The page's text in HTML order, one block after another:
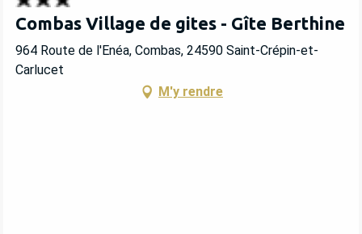
Combas Village de gites - Gîte Berthine
964 Route de l'Enéa, Combas, 24590 Saint-Crépin-et-
Carlucet
M'y rendre